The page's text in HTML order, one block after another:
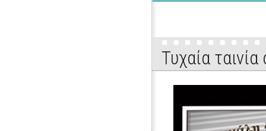
Τυχαία